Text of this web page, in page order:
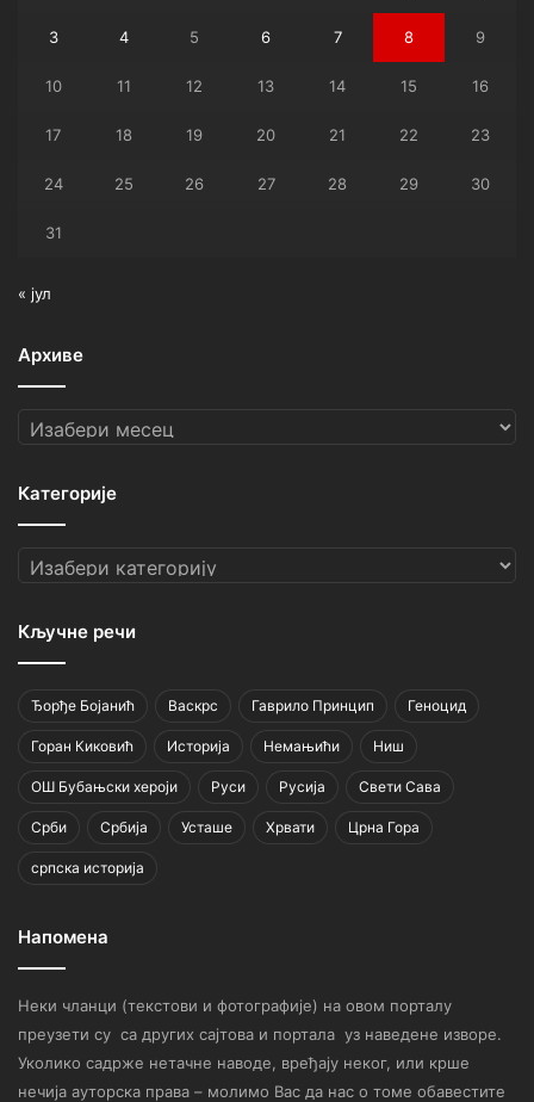
3 4 5 6 7 8 9
10 11 12 13 14 15 16
17 18 19 20 21 22 23
24 25 26 27 28 29 30
31
« јул
Архиве
Архиве
Категорије
Категорије
Кључне речи
Ђорђе Бојанић Васкрс Гаврило Принцип Геноцид
Горан Киковић Историја Немањићи Ниш
ОШ Бубањски хероји Руси Русија Свети Сава
Срби Србија Усташе Хрвати Црна Гора
српска историја
Напомена
Неки чланци (текстови и фотографије) на овом порталу
преузети су са других сајтова и портала уз наведене изворе.
Уколико садрже нетачне наводе, вређају неког, или крше
нечија ауторска права – молимо Вас да нас о томе обавестите